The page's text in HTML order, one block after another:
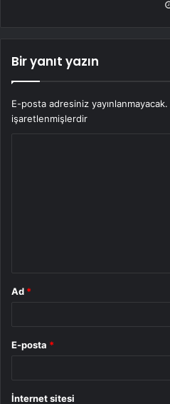
Bir yanıt yazın
E-posta adresiniz yayınlanmayacak.
işaretlenmişlerdir
Ad *
E-posta *
İnternet sitesi